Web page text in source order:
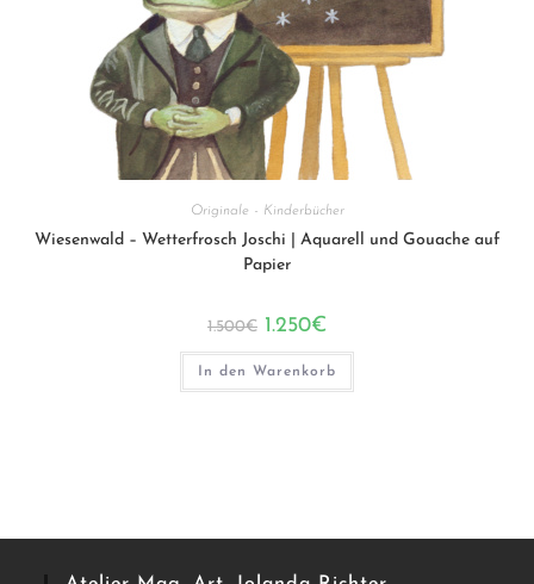
Originale - Kinderbücher
Wiesenwald – Wetterfrosch Joschi | Aquarell und Gouache auf
Papier
1.500€ Ursprünglicher
war:
1.500€
1.250€
ist:
1.250€.
In den Warenkorb